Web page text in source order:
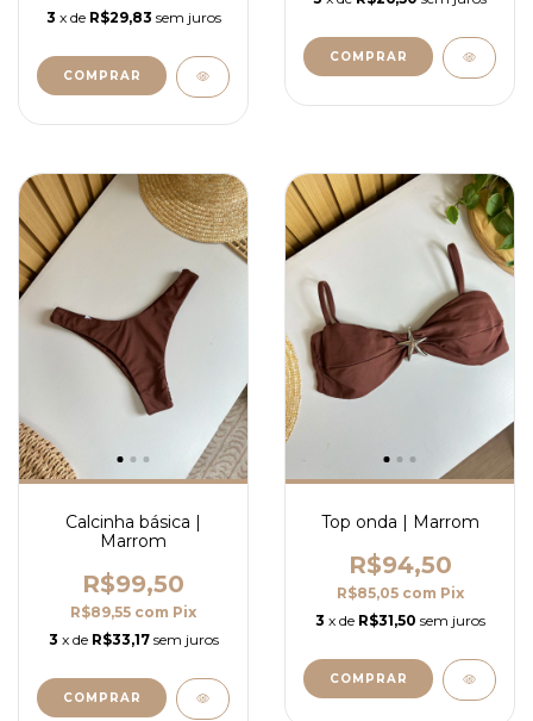
3 x de R$29,83 sem juros
COMPRAR
COMPRAR
Calcinha básica |
Marrom
R$99,50
R$89,55 com Pix
3 x de R$33,17 sem juros
COMPRAR
Top onda | Marrom
R$94,50
R$85,05 com Pix
3 x de R$31,50 sem juros
COMPRAR